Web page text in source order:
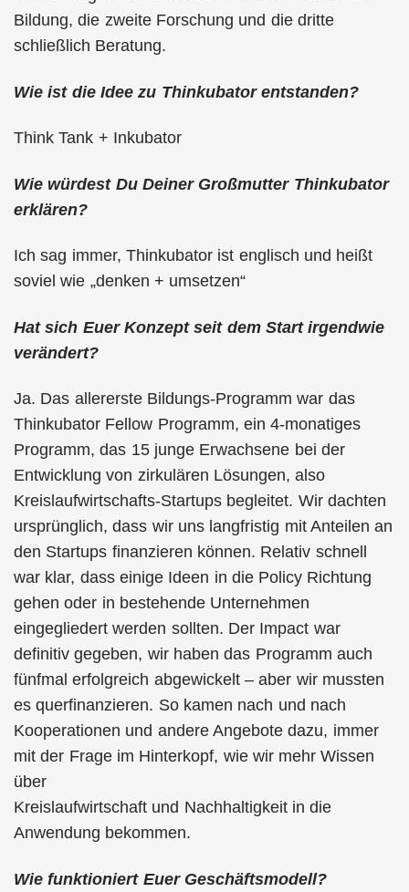
Bildung, die zweite Forschung und die dritte
schließlich Beratung.
Wie ist die Idee zu Thinkubator entstanden?
Think Tank + Inkubator
Wie würdest Du Deiner Großmutter Thinkubator
erklären?
Ich sag immer, Thinkubator ist englisch und heißt
soviel wie „denken + umsetzen“
Hat sich Euer Konzept seit dem Start irgendwie
verändert?
Ja. Das allererste Bildungs-Programm war das
Thinkubator Fellow Programm, ein 4-monatiges
Programm, das 15 junge Erwachsene bei der
Entwicklung von zirkulären Lösungen, also
Kreislaufwirtschafts-Startups begleitet. Wir dachten
ursprünglich, dass wir uns langfristig mit Anteilen an
den Startups finanzieren können. Relativ schnell
war klar, dass einige Ideen in die Policy Richtung
gehen oder in bestehende Unternehmen
eingegliedert werden sollten. Der Impact war
definitiv gegeben, wir haben das Programm auch
fünfmal erfolgreich abgewickelt – aber wir mussten
es querfinanzieren. So kamen nach und nach
Kooperationen und andere Angebote dazu, immer
mit der Frage im Hinterkopf, wie wir mehr Wissen
über
Kreislaufwirtschaft und Nachhaltigkeit in die
Anwendung bekommen.
Wie funktioniert Euer Geschäftsmodell?